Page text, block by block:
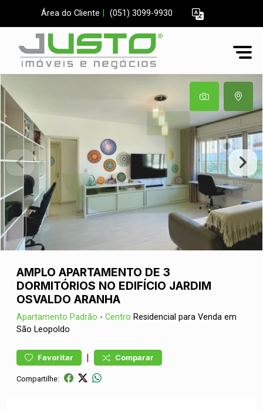
Área do Cliente (051) 3099-9930
AMPLO APARTAMENTO DE 3
DORMITÓRIOS NO EDIFÍCIO JARDIM
OSVALDO ARANHA
Apartamento Padrão - Centro Residencial para Venda em
São Leopoldo
Favoritar | Comparar
Compartilhe: